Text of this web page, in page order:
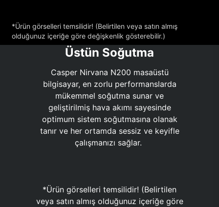
*Ürün görselleri temsilidir! (Belirtilen veya satın almış
olduğunuz içeriğe göre değişkenlik gösterebilir.)
Üstün Soğutma
Casper Nirvana N200 masaüstü
bilgisayar, en zorlu performanslarda
mükemmel soğutma sunar ve
geliştirilmiş hava akımı sayesinde
optimum sistem soğutmasına olanak
tanır ve her ortamda sessiz ve keyifle
çalışmanızı sağlar.
*Ürün görselleri temsilidir! (Belirtilen
veya satın almış olduğunuz içeriğe göre